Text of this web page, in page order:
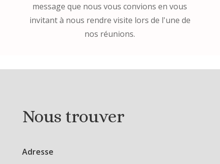
message que nous vous convions en vous
invitant à nous rendre visite lors de l'une de
nos réunions.
Nous trouver
Adresse